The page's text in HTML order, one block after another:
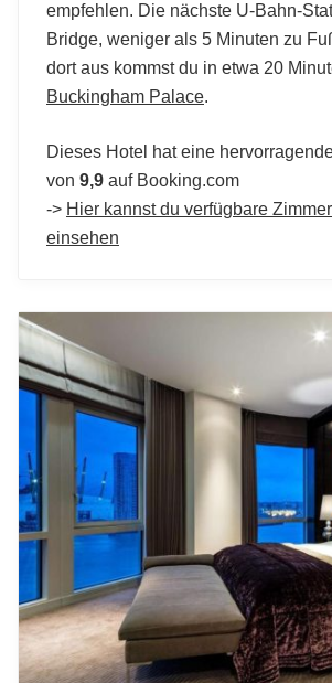
empfehlen. Die nächste U-Bahn-
Bridge, weniger als 5 Minuten zu
dort aus kommst du in etwa 20
Buckingham Palace.
Dieses Hotel hat eine
von 9,9 auf Booking.com
-> Hier kannst du verfügbare
einsehen